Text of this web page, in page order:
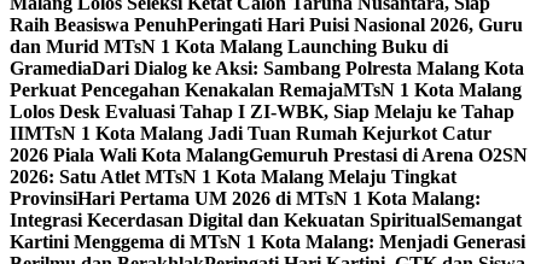
Raih Beasiswa PenuhPeringati Hari Puisi Nasional 2026, Guru
dan Murid MTsN 1 Kota Malang Launching Buku di
GramediaDari Dialog ke Aksi: Sambang Polresta Malang Kota
Perkuat Pencegahan Kenakalan RemajaMTsN 1 Kota Malang
Lolos Desk Evaluasi Tahap I ZI-WBK, Siap Melaju ke Tahap
IIMTsN 1 Kota Malang Jadi Tuan Rumah Kejurkot Catur
2026 Piala Wali Kota MalangGemuruh Prestasi di Arena O2SN
2026: Satu Atlet MTsN 1 Kota Malang Melaju Tingkat
ProvinsiHari Pertama UM 2026 di MTsN 1 Kota Malang:
Integrasi Kecerdasan Digital dan Kekuatan SpiritualSemangat
Kartini Menggema di MTsN 1 Kota Malang: Menjadi Generasi